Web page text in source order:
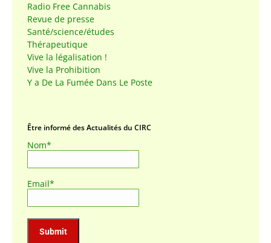
Radio Free Cannabis
Revue de presse
Santé/science/études
Thérapeutique
Vive la légalisation !
Vive la Prohibition
Y a De La Fumée Dans Le Poste
Être informé des Actualités du CIRC
Nom*
Email*